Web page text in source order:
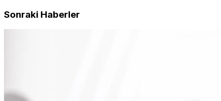
Sonraki Haberler